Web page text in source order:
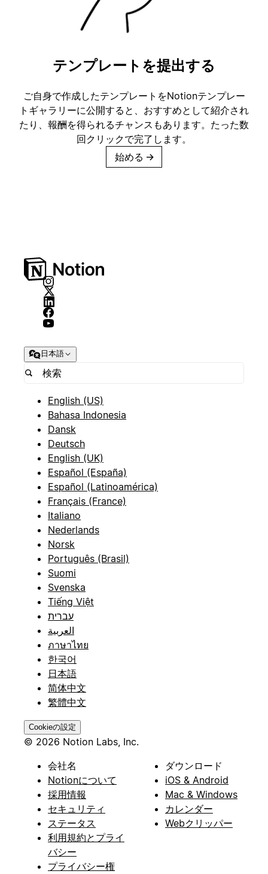
テンプレートを提出する
ご自身で作成したテンプレートをNotionテンプレー
トギャラリーに公開すると、おすすめとして紹介され
たり、報酬を得られるチャンスもあります。たった数
回クリックで完了します。
始める →
日本語
English (US)
Bahasa Indonesia
Dansk
Deutsch
English (UK)
Español (España)
Español (Latinoamérica)
Français (France)
Italiano
Nederlands
Norsk
Português (Brasil)
Suomi
Svenska
Tiếng Việt
עברית
العربية
ภาษาไทย
한국어
日本語
简体中文
繁體中文
Cookieの設定
© 2026 Notion Labs, Inc.
会社名
Notionについて
採用情報
セキュリティ
ステータス
利用規約とプライ
バシー
プライバシー権
ダウンロード
iOS & Android
Mac & Windows
カレンダー
Webクリッパー